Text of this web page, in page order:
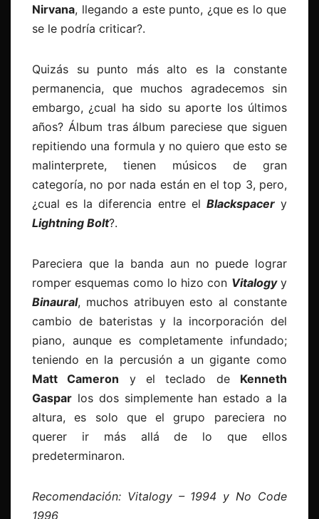
Nirvana, llegando a este punto, ¿que es lo que
se le podría criticar?.
Quizás su punto más alto es la constante
permanencia, que muchos agradecemos sin
embargo, ¿cual ha sido su aporte los últimos
años? Álbum tras álbum pareciese que siguen
repitiendo una formula y no quiero que esto se
malinterprete, tienen músicos de gran
categoría, no por nada están en el top 3, pero,
¿cual es la diferencia entre el Blackspacery
Lightning Bolt?.
Pareciera que la banda aun no puede lograr
romper esquemas como lo hizo con Vitalogyy
Binaural, muchos atribuyen esto al constante
cambio de bateristas y la incorporación del
piano, aunque es completamente infundado;
teniendo en la percusión a un gigante como
Matt Cameron y el teclado de Kenneth
Gaspar los dos simplemente han estado a la
altura, es solo que el grupo pareciera no
querer ir más allá de lo que ellos
predeterminaron.
Recomendación: Vitalogy – 1994 y No Code
1996